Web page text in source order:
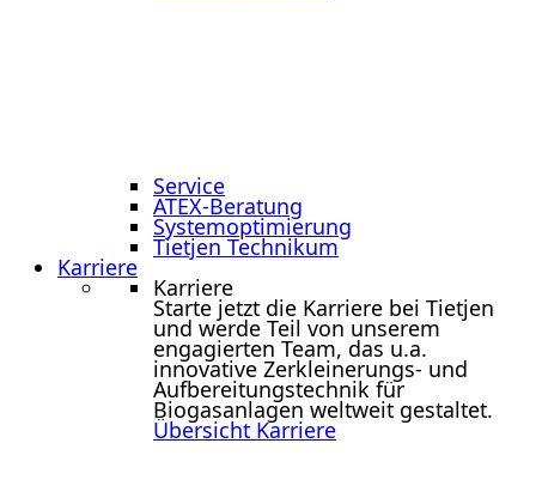
Service
ATEX-Beratung
Systemoptimierung
Tietjen Technikum
Karriere
Karriere
Starte jetzt die Karriere bei Tietjen
und werde Teil von unserem
engagierten Team, das u.a.
innovative Zerkleinerungs- und
Aufbereitungstechnik für
Biogasanlagen weltweit gestaltet.
Übersicht Karriere